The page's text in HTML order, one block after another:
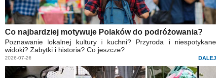
Co najbardziej motywuje Polaków do podróżowania?
Poznawanie lokalnej kultury i kuchni? Przyroda i niespotykane
widoki? Zabytki i historia? Co jeszcze?
2026-07-26 DALEJ